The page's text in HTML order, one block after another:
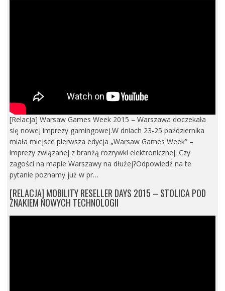
[Relacja] Warsaw Games Week 2015 – Warszawa doczekała
się nowej imprezy gamingowej.W dniach 23-25 października
miała miejsce pierwsza edycja „Warsaw Games Week” –
imprezy związanej z branżą rozrywki elektronicznej. Czy
zagości na mapie Warszawy na dłużej?Odpowiedź na te
pytanie poznamy już w pr…
[RELACJA] MOBILITY RESELLER DAYS 2015 – STOLICA POD
ZNAKIEM NOWYCH TECHNOLOGII